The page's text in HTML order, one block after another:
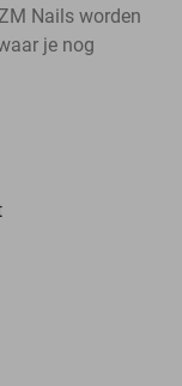
Nails worden
je nog